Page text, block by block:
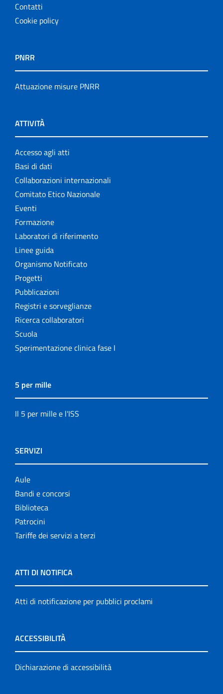
Contatti
Cookie policy
PNRR
Attuazione misure PNRR
ATTIVITÀ
Accesso agli atti
Basi di dati
Collaborazioni internazionali
Comitato Etico Nazionale
Eventi
Formazione
Laboratori di riferimento
Linee guida
Organismo Notificato
Progetti
Pubblicazioni
Registri e sorveglianze
Ricerca collaboratori
Scuola
Sperimentazione clinica fase I
5 per mille
Il 5 per mille e l'ISS
SERVIZI
Aule
Bandi e concorsi
Biblioteca
Patrocini
Tariffe dei servizi a terzi
ATTI DI NOTIFICA
Atti di notificazione per pubblici proclami
ACCESSIBILITÀ
Dichiarazione di accessibilità